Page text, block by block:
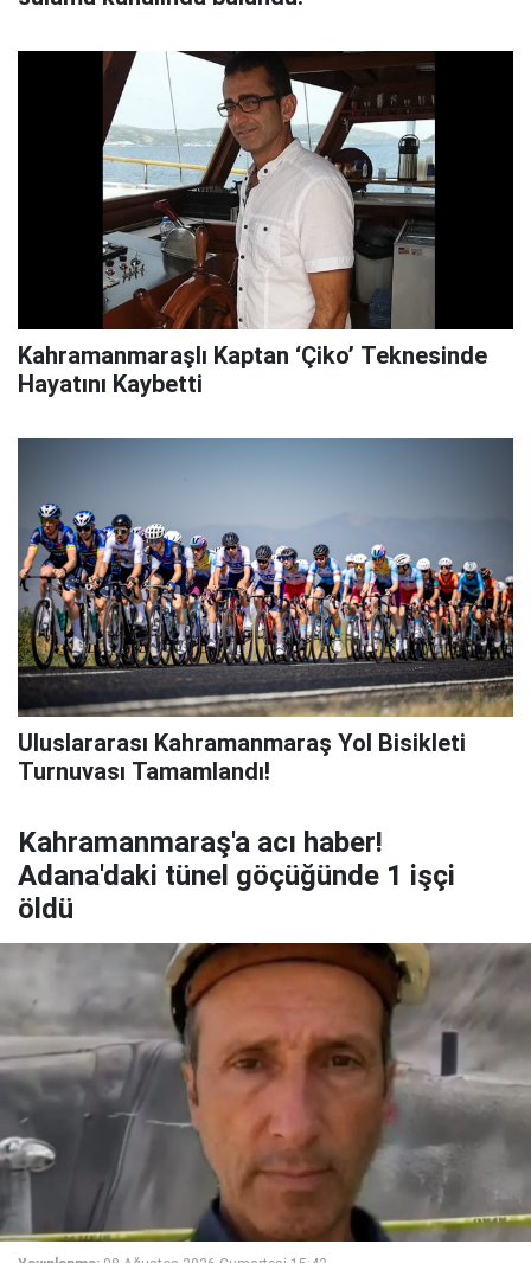
Kahramanmaraşlı Kaptan ‘Çiko’ Teknesinde
Hayatını Kaybetti
Uluslararası Kahramanmaraş Yol Bisikleti
Turnuvası Tamamlandı!
Kahramanmaraş'a acı haber!
Adana'daki tünel göçüğünde 1 işçi
öldü